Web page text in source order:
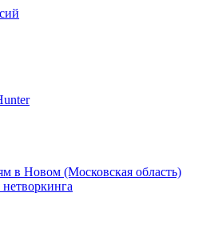
в Новом (Московская область)
нетворкинга